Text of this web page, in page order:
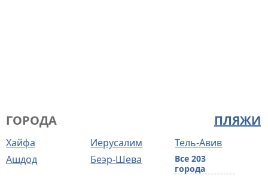
ПЛЯЖИ
ГОРОДА
Хайфа Иерусалим
Тель-Авив
Ашдод
Беэр-Шева
Все 203
города